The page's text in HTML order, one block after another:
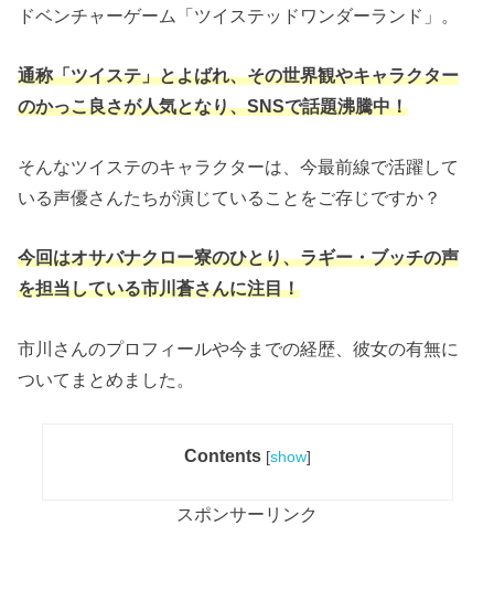
ドベンチャーゲーム「ツイステッドワンダーランド」。
通称「ツイステ」とよばれ、その世界観やキャラクター
のかっこ良さが人気となり、SNSで話題沸騰中！
そんなツイステのキャラクターは、今最前線で活躍して
いる声優さんたちが演じていることをご存じですか？
今回はオサバナクロー寮のひとり、ラギー・ブッチの声
を担当している市川蒼さんに注目！
市川さんのプロフィールや今までの経歴、彼女の有無に
ついてまとめました。
Contents [show]
スポンサーリンク